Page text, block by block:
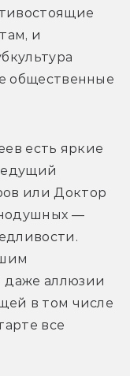
и
общественные
есть яркие
или Доктор
—
аллюзии
в том числе
все